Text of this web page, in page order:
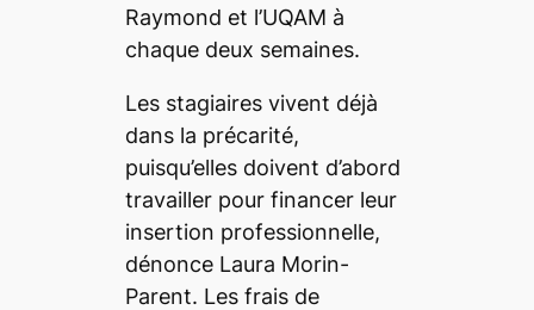
Raymond et l’UQAM à
chaque deux semaines.
Les stagiaires vivent déjà
dans la précarité,
puisqu’elles doivent d’abord
travailler pour financer leur
insertion professionnelle,
dénonce Laura Morin-
Parent. Les frais de